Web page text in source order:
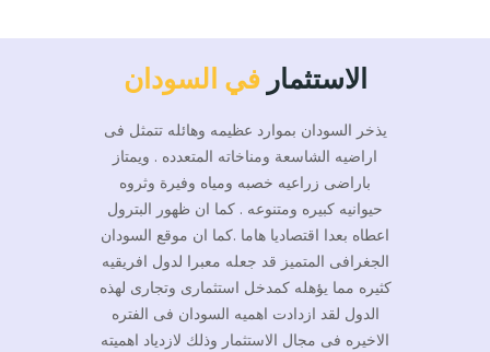
الاستثمارفي السودان
يذخر السودان بموارد عظيمه وهائله تتمثل فى
اراضيه الشاسعة ومناخاته المتعدده . ويمتاز
باراضى زراعيه خصبه ومياه وفيرة وثروه
حيوانيه كبيره ومتنوعه . كما ان ظهور البترول
اعطاه بعدا اقتصاديا هاما .كما ان موقع السودان
الجغرافى المتميز قد جعله معبرا لدول افريقيه
كثيره مما يؤهله كمدخل استثمارى وتجارى لهذه
الدول لقد ازدادت اهميه السودان فى الفتره
الاخيره فى مجال الاستثمار وذلك لازدياد اهميته